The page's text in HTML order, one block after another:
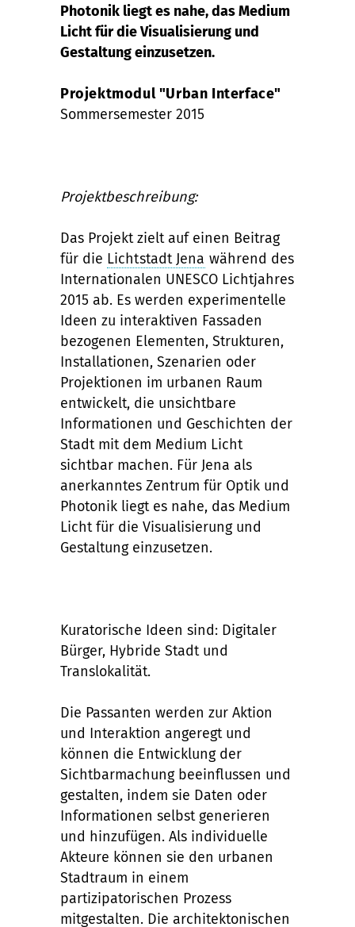
Photonik liegt es nahe, das Medium
Licht für die Visualisierung und
Gestaltung einzusetzen.
Projektmodul "Urban Interface"
Sommersemester 2015
Projektbeschreibung:
Das Projekt zielt auf einen Beitrag
für die Lichtstadt Jena während des
Internationalen UNESCO Lichtjahres
2015 ab. Es werden experimentelle
Ideen zu interaktiven Fassaden
bezogenen Elementen, Strukturen,
Installationen, Szenarien oder
Projektionen im urbanen Raum
entwickelt, die unsichtbare
Informationen und Geschichten der
Stadt mit dem Medium Licht
sichtbar machen. Für Jena als
anerkanntes Zentrum für Optik und
Photonik liegt es nahe, das Medium
Licht für die Visualisierung und
Gestaltung einzusetzen.
Kuratorische Ideen sind: Digitaler
Bürger, Hybride Stadt und
Translokalität.
Die Passanten werden zur Aktion
und Interaktion angeregt und
können die Entwicklung der
Sichtbarmachung beeinflussen und
gestalten, indem sie Daten oder
Informationen selbst generieren
und hinzufügen. Als individuelle
Akteure können sie den urbanen
Stadtraum in einem
partizipatorischen Prozess
mitgestalten. Die architektonischen